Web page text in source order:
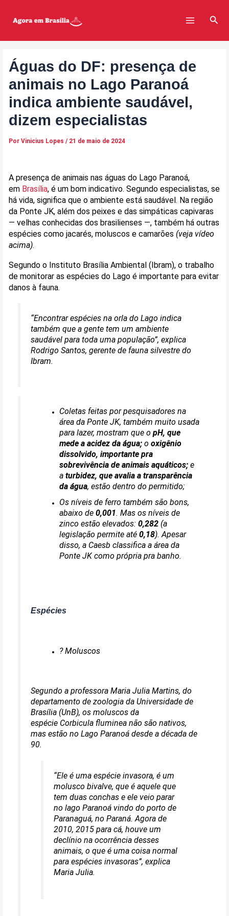
Menu
Águas do DF: presença de
animais no Lago Paranoá
indica ambiente saudável,
dizem especialistas
Por Vinicius Lopes / 21 de maio de 2024
A presença de animais nas águas do Lago Paranoá,
em Brasília, é um bom indicativo. Segundo especialistas, se
há vida, significa que o ambiente está saudável. Na região
da Ponte JK, além dos peixes e das simpáticas capivaras
— velhas conhecidas dos brasilienses —, também há outras
espécies como jacarés, moluscos e camarões (veja vídeo
acima).
Segundo o Instituto Brasília Ambiental (Ibram), o trabalho
de monitorar as espécies do Lago é importante para evitar
danos à fauna.
“Encontrar espécies na orla do Lago indica
também que a gente tem um ambiente
saudável para toda uma população”, explica
Rodrigo Santos, gerente de fauna silvestre do
Ibram.
Coletas feitas por pesquisadores na
área da Ponte JK, também muito usada
para lazer, mostram que o pH, que
mede a acidez da água; o oxigênio
dissolvido, importante pra
sobrevivência de animais aquáticos; e
a turbidez, que avalia a transparência
da água, estão dentro do permitido;
Os níveis de ferro também são bons,
abaixo de 0,001. Mas os níveis de
zinco estão elevados: 0,282 (a
legislação permite até 0,18). Apesar
disso, a Caesb classifica a área da
Ponte JK como própria pra banho.
Espécies
? Moluscos
Segundo a professora Maria Julia Martins, do
departamento de zoologia da Universidade de
Brasília (UnB), os moluscos da
espécie Corbicula flumineanão são nativos,
mas estão no Lago Paranoá desde a década de
90.
“Ele é uma espécie invasora, é um
molusco bivalve, que é aquele que
tem duas conchas e ele veio parar
no lago Paranoá vindo do porto de
Paranaguá, no Paraná. Agora de
2010, 2015 para cá, houve um
declínio na ocorrência desses
animais, o que é uma coisa normal
para espécies invasoras”, explica
Maria Julia.